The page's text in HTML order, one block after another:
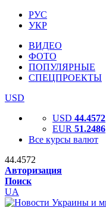
РУС
УКР
ВИДЕО
ФОТО
ПОПУЛЯРНЫЕ
СПЕЦПРОЕКТЫ
USD
USD 44.4572
EUR 51.2486
Все курсы валют
44.4572
Авторизация
Поиск
UA